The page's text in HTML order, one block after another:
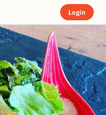
Login